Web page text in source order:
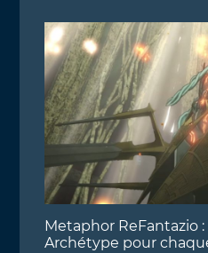
Metaphor ReFantazio
Archétype pour